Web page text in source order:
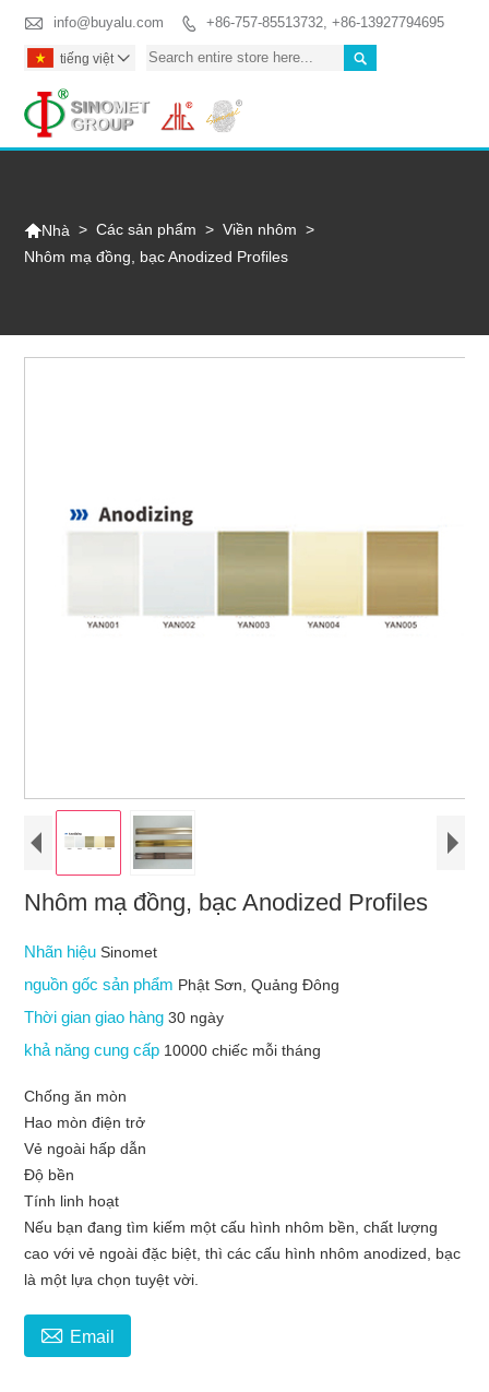
 info@buyalu.com  +86-757-85513732, +86-13927794695

tiếng việt 
Nhà > Các sản phẩm > Viền nhôm >
Nhôm mạ đồng, bạc Anodized Profiles
Nhôm mạ đồng, bạc Anodized Profiles
Nhãn hiệuSinomet
nguồn gốc sản phẩm Phật Sơn, Quảng Đông
Thời gian giao hàng30 ngày
khả năng cung cấp 10000 chiếc mỗi tháng
Chống ăn mòn
Hao mòn điện trở
Vẻ ngoài hấp dẫn
Độ bền
Tính linh hoạt
Nếu bạn đang tìm kiếm một cấu hình nhôm bền, chất lượng
cao với vẻ ngoài đặc biệt, thì các cấu hình nhôm anodized, bạc
là một lựa chọn tuyệt vời.
 Email